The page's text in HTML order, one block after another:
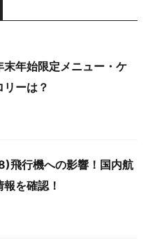
末年始限定メニュー・ケ
リーは？
飛行機への影響！国内航
を確認！